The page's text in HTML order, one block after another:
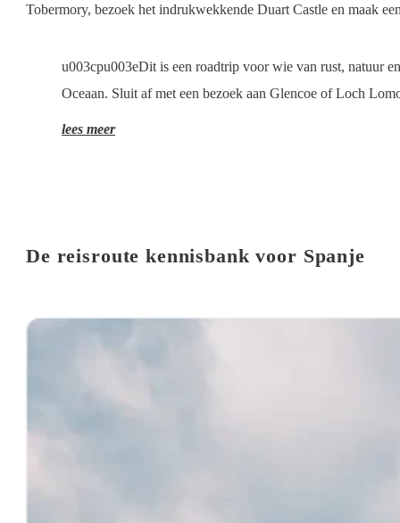
Tobermory, bezoek het indrukwekkende Duart Castle en maak
lees meer
u003cpu003eDit is een roadtrip voor wie van rust, natuur
Oceaan. Sluit af met een bezoek aan Glencoe of Loch
De reisroute kennisbank voor Spanje